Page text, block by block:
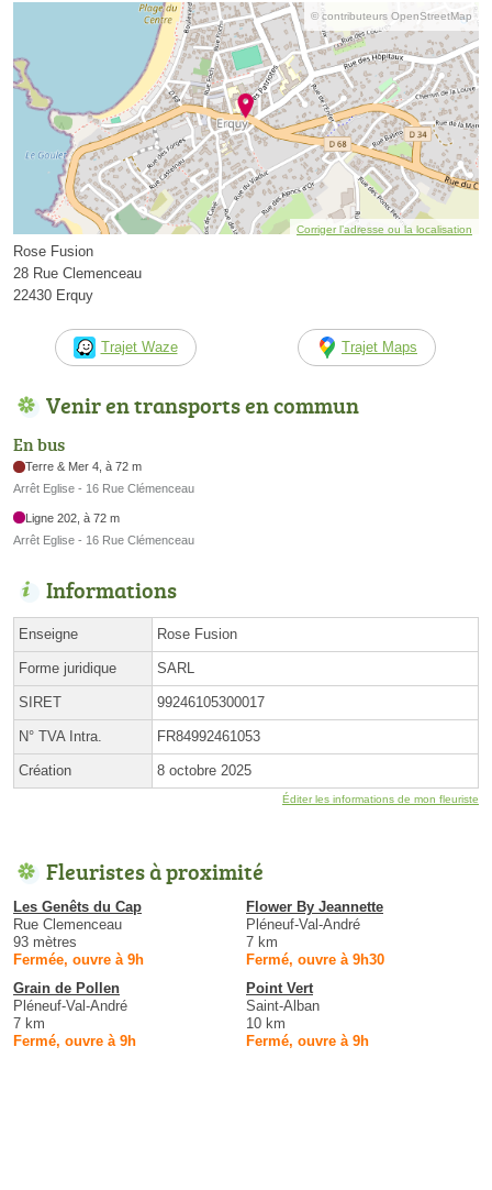
© contributeurs OpenStreetMap
Corriger l’adresse ou la localisation
Rose Fusion
28 Rue Clemenceau
22430 Erquy
Trajet Waze Trajet Maps
Venir en transports en commun
En bus
Terre & Mer 4, à 72 m
Arrêt Eglise - 16 Rue Clémenceau
Ligne 202, à 72 m
Arrêt Eglise - 16 Rue Clémenceau
Informations
Enseigne Rose Fusion
Forme juridique SARL
SIRET 99246105300017
N° TVA Intra. FR84992461053
Création 8 octobre 2025
Éditer les informations de mon fleuriste
Fleuristes à proximité
Les Genêts du Cap
Rue Clemenceau
93 mètres
Fermée, ouvre à 9h
Flower By Jeannette
Pléneuf-Val-André
7 km
Fermé, ouvre à 9h30
Grain de Pollen
Pléneuf-Val-André
7 km
Fermé, ouvre à 9h
Point Vert
Saint-Alban
10 km
Fermé, ouvre à 9h